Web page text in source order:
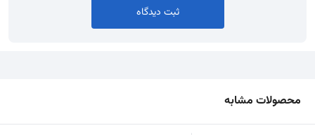
ثبت دیدگاه
محصولات مشابه